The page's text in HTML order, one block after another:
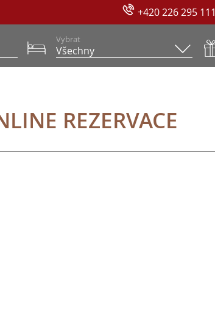
+420 226 295 111
Vybrat
REZERVACE